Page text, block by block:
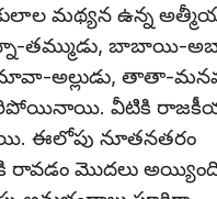
మథ్యన ఉన్న
తమ్ముడు, బాబాయి-
అల్లుడు, తాతా-
వీటికి రాజకీయ
ఈలోపు నూతనతరం
మొదలు